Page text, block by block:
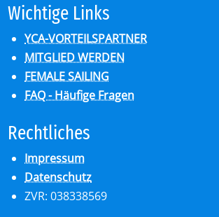
Wich­ti­ge Links
YCA-VORTEILSPARTNER
MITGLIED WERDEN
FEMALE SAILING
FAQ - Häufige Fragen
Recht­li­ches
Impressum
Datenschutz
ZVR: 038338569